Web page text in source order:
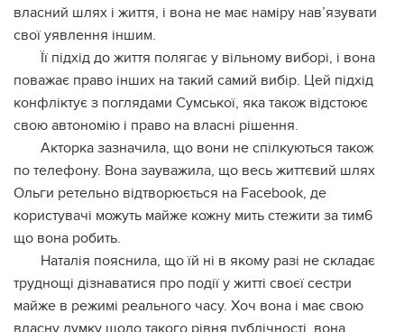
власний шлях і життя, і вона не має наміру нав’язувати
свої уявлення іншим.
Її підхід до життя полягає у вільному виборі, і вона
поважає право інших на такий самий вибір. Цей підхід
конфліктує з поглядами Сумської, яка також відстоює
свою автономію і право на власні рішення.
Акторка зазначила, що вони не спілкуються також
по телефону. Вона зауважила, що весь життєвий шлях
Ольги ретельно відтворюється на Facebook, де
користувачі можуть майже кожну мить стежити за тим6
що вона робить.
Наталія пояснила, що їй ні в якому разі не складає
труднощі дізнаватися про події у житті своєї сестри
майже в режимі реального часу. Хоч вона і має свою
власну думку щодо такого рівня публічності, вона